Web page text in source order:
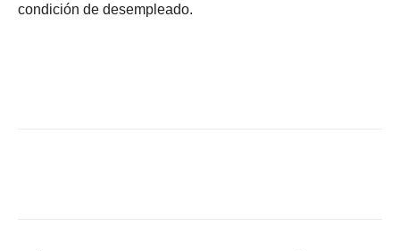
condición de desempleado.